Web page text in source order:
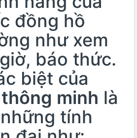
đồng hồ
như xem
báo thức.
biệt của
minh là
tính